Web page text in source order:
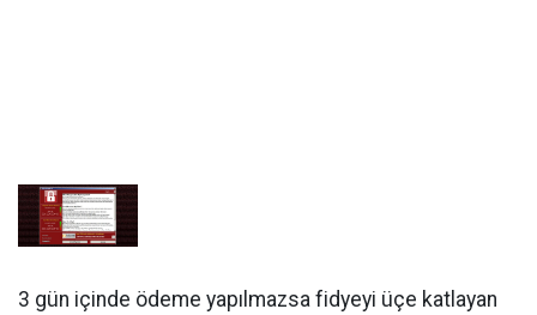
3 gün içinde ödeme yapılmazsa fidyeyi üçe katlayan